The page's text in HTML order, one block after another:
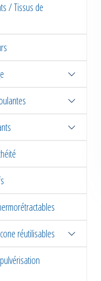
/ Tissus de
réutilisables